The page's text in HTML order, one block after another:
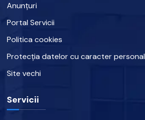
Anunțuri
Portal Servicii
Politica cookies
Protecția datelor cu caracter personal
Site vechi
Servicii